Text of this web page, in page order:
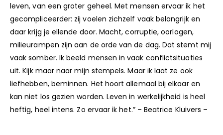
leven, van een groter geheel. Met mensen ervaar ik het
gecompliceerder: zij voelen zichzelf vaak belangrijk en
daar krijg je ellende door. Macht, corruptie, oorlogen,
milieurampen zijn aan de orde van de dag. Dat stemt mij
vaak somber. Ik beeld mensen in vaak conflictsituaties
uit. Kijk maar naar mijn stempels. Maar ik laat ze ook
liefhebben, beminnen. Het hoort allemaal bij elkaar en
kan niet los gezien worden. Leven in werkelijkheid is heel
heftig, heel intens. Zo ervaar ik het.” – Beatrice Kluivers –